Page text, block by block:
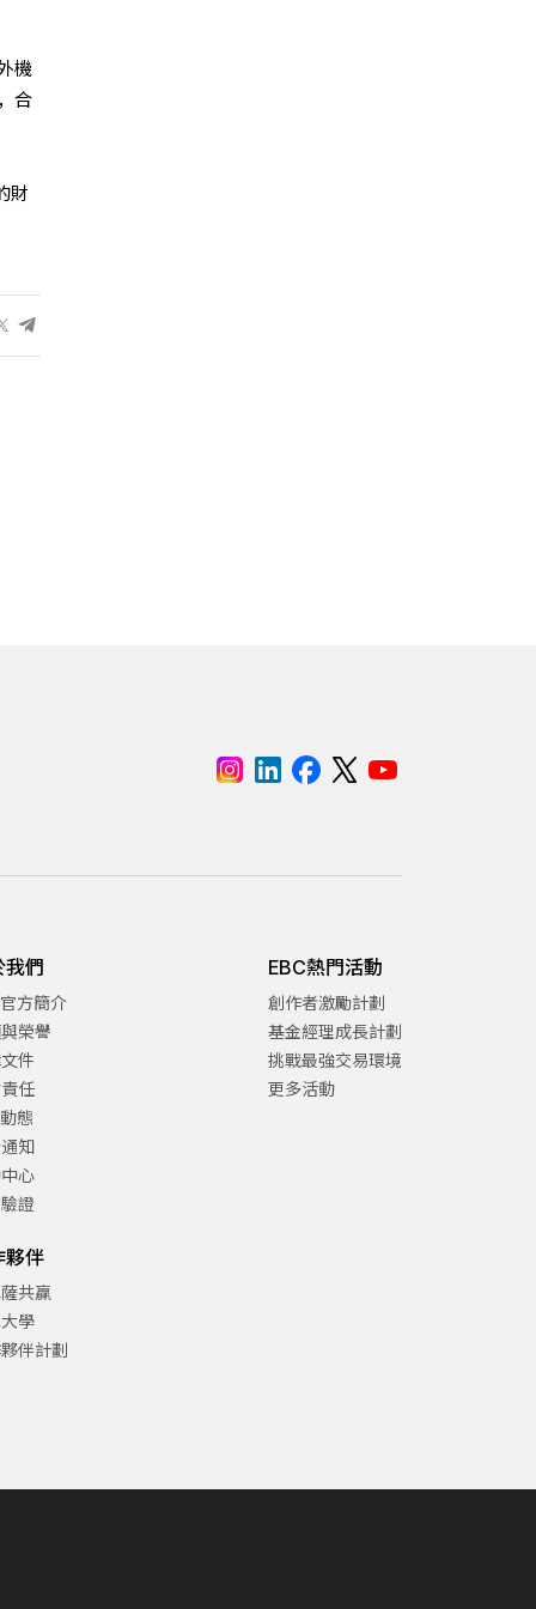
機
合
財
我們
方簡介
榮譽
件
任
態
知
心
證
夥伴
共贏
學
伴計劃
EBC熱門活動
創作者激勵計劃
基金經理成長計劃
挑戰最強交易環境
更多活動